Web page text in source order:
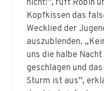
Wecklied der
auszublenden.
uns die halbe Nacht
geschlagen und
Sturm ist aus”,
das Lied einfach
wegen unserem